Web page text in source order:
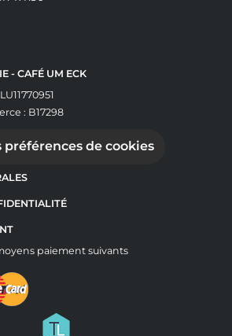
- CAFÉ UM ECK
: B17298
préférences de cookies
paiement suivants